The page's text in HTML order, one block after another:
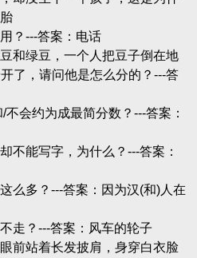
？---答案：电话
和绿豆，一个人把豆子倒在地
了，请问他是怎么分的？---答
会约为成最简分数？---答案：
不能写字，为什么？---答案：
么多？---答案：因为汉(和)人在
走？---答案：风车的轮子
前站着长发披肩，身穿白衣脸